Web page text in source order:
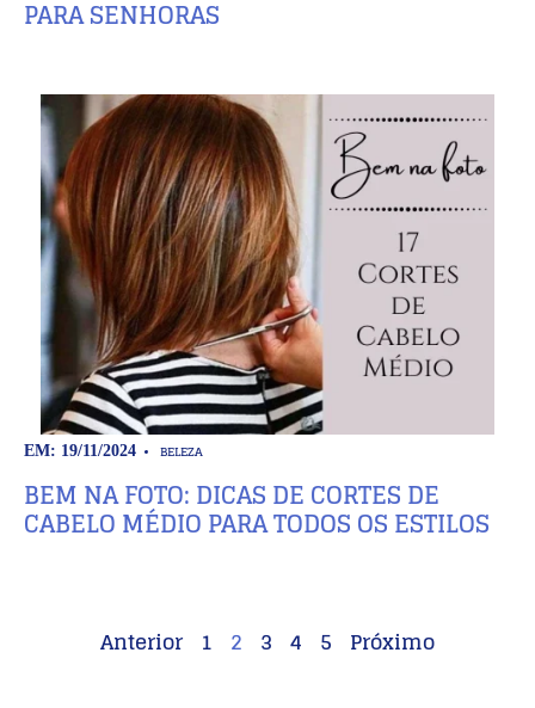
PARA SENHORAS
EM: 19/11/2024 BELEZA
BEM NA FOTO: DICAS DE CORTES DE
CABELO MÉDIO PARA TODOS OS ESTILOS
Anterior 1 2 3 4 5 Próximo